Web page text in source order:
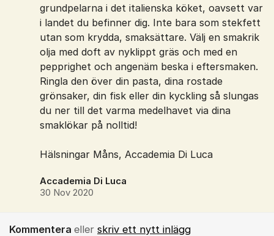
grundpelarna i det italienska köket, oavsett var
i landet du befinner dig. Inte bara som stekfett
utan som krydda, smaksättare. Välj en smakrik
olja med doft av nyklippt gräs och med en
pepprighet och angenäm beska i eftersmaken.
Ringla den över din pasta, dina rostade
grönsaker, din fisk eller din kyckling så slungas
du ner till det varma medelhavet via dina
smaklökar på nolltid!
Hälsningar Måns, Accademia Di Luca
Accademia Di Luca
30 Nov 2020
Kommentera eller skriv ett nytt inlägg